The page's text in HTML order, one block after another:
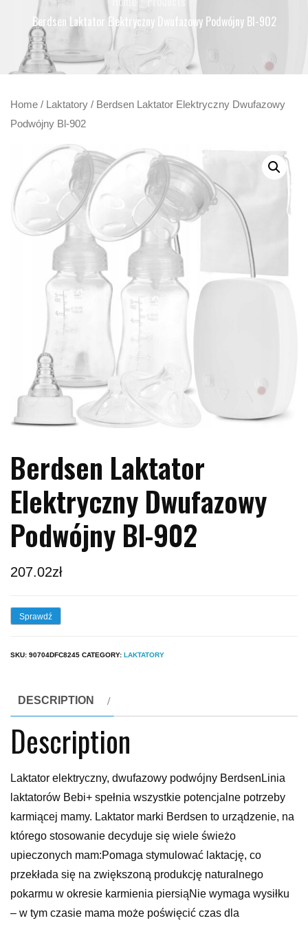
Berdsen Laktator Elektryczny Dwufazowy Podwójny Bl-902
Home / Laktatory / Berdsen Laktator Elektryczny Dwufazowy
Podwójny Bl-902
Berdsen Laktator
Elektryczny Dwufazowy
Podwójny Bl-902
207.02zł
Sprawdź
SKU: 90704DFC8245 CATEGORY: LAKTATORY
DESCRIPTION
Description
Laktator elektryczny, dwufazowy podwójny BerdsenLinia
laktatorów Bebi+ spełnia wszystkie potencjalne potrzeby
karmiącej mamy. Laktator marki Berdsen to urządzenie, na
którego stosowanie decyduje się wiele świeżo
upieczonych mam:Pomaga stymulować laktację, co
przekłada się na zwiększoną produkcję naturalnego
pokarmu w okresie karmienia piersiąNie wymaga wysiłku
– w tym czasie mama może poświęcić czas dla